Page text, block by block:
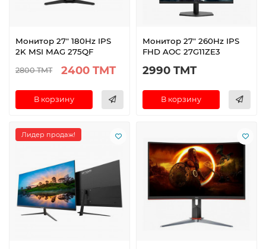
Монитор 27" 180Hz IPS
2K MSI MAG 275QF
2800 TMT 2400 TMT
В корзину
Монитор 27" 260Hz IPS
FHD AOC 27G11ZE3
2990 TMT
В корзину
Лидер продаж!